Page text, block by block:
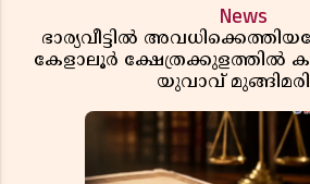
News
ഭാര്യവീട്ടിൽ
കേളാലൂർ ക്ഷേത്രക്കുളത്തിൽ
യുവാവ്